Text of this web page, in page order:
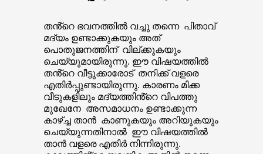
തൻ്റെ ഭവനത്തിൽ വച്ചു തന്നെ പിതാവ്
മദ്യം ഉണ്ടാക്കുകയും അത്
പൊതുജനത്തിന് വില്ക്കുകയും
ചെയ്യുമായിരുന്നു. ഈ വിഷയത്തിൽ
തൻ്റെ വീട്ടുക്കാരോട് തനിക്ക് വളരെ
എതിർപ്പുണ്ടായിരുന്നു. കാരണം മിക്ക
വീടുകളിലും മദ്യത്തിൻ്റെ വിപത്തു
മുഖേനേ അസമാധനം ഉണ്ടാക്കുന്ന
കാഴ്ച്ച താൻ കാണുകയും അറിയുകയും
ചെയ്യുന്നതിനാൽ ഈ വിഷയത്തിൽ
താൻ വളരെ എതിർ നിന്നിരുന്നു.